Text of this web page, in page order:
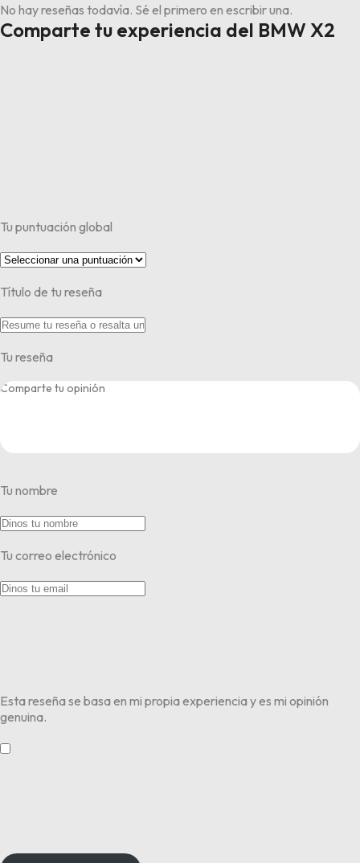
No hay reseñas todavía. Sé el primero en escribir una.
Comparte tu experiencia del BMW X2
Tu puntuación global
Título de tu reseña
Tu reseña
Tu nombre
Tu correo electrónico
Esta reseña se basa en mi propia experiencia y es mi opinión
genuina.